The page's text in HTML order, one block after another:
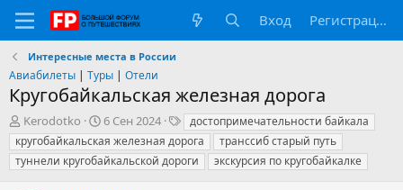
Вход Регистрация
Интересные места в России
Авиабилеты | Туры | Отели
Кругобайкальская железная дорога
А
в
т
о
Kerodotko
Д
а
т
а
6 Сен 2024
Т
е
г
и
достопримечательности байкала
кругобайкальская железная дорога
транссиб старый путь
туннели кругобайкальской дороги
экскурсия по кругобайкалке